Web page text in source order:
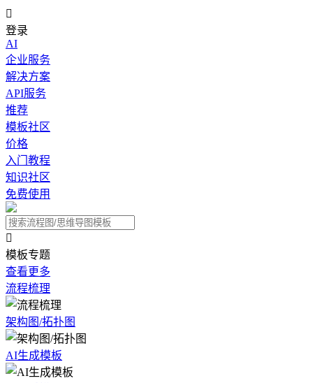

登录
AI
企业服务
解决方案
API服务
推荐
模板社区
价格
入门教程
知识社区
免费使用

模板专题
查看更多
流程梳理
架构图/拓扑图
AI生成模板